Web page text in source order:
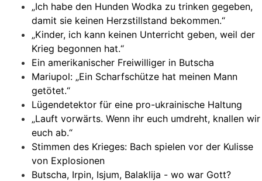
„Ich habe den Hunden Wodka zu trinken gegeben,
damit sie keinen Herzstillstand bekommen.“
„Kinder, ich kann keinen Unterricht geben, weil der
Krieg begonnen hat.“
Ein amerikanischer Freiwilliger in Butscha
Mariupol: „Ein Scharfschütze hat meinen Mann
getötet.“
Lügendetektor für eine pro-ukrainische Haltung
„Lauft vorwärts. Wenn ihr euch umdreht, knallen wir
euch ab.“
Stimmen des Krieges: Bach spielen vor der Kulisse
von Explosionen
Butscha, Irpin, Isjum, Balaklija - wo war Gott?